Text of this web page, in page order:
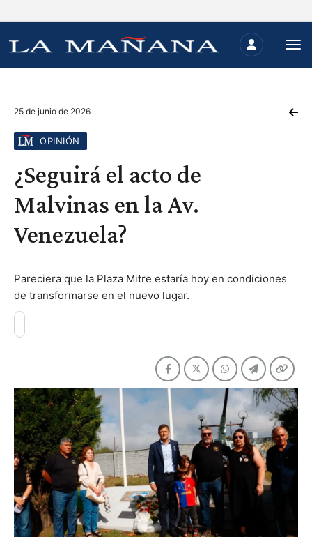
25 de junio de 2026
OPINIÓN
¿Seguirá el acto de
Malvinas en la Av.
Venezuela?
Pareciera que la Plaza Mitre estaría hoy en condiciones
de transformarse en el nuevo lugar.